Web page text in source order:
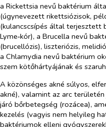
a Rickettsia nevű baktérium
(úgynevezett rikettsiózisok,
(kulancscsípés által terjesztett
Lyme‑kór), a Brucella nevű
(brucellózis), liszteriózis,
a Chlamydia nevű baktérium
szem kötőhártyájának és
A közönséges akné súlyos,
akné), valamint az arc
járó bőrbetegség (rozácea),
kezelés (vagyis nem helyileg
baktériumok elleni